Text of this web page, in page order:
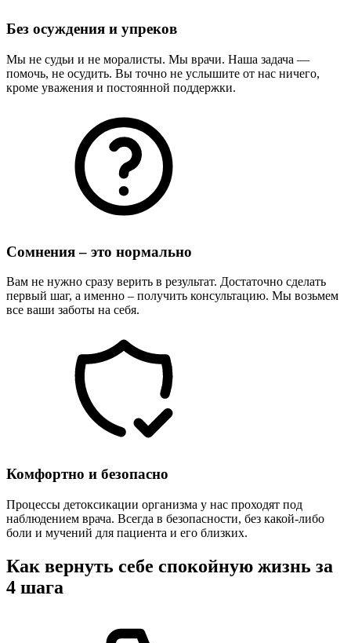
Без осуждения и упреков
Мы не судьи и не моралисты. Мы врачи. Наша задача —
помочь, не осудить. Вы точно не услышите от нас ничего,
кроме уважения и постоянной поддержки.
Сомнения – это нормально
Вам не нужно сразу верить в результат. Достаточно сделать
первый шаг, а именно – получить консультацию. Мы возьмем
все ваши заботы на себя.
Комфортно и безопасно
Процессы детоксикации организма у нас проходят под
наблюдением врача. Всегда в безопасности, без какой-либо
боли и мучений для пациента и его близких.
Как вернуть себе спокойную жизнь за
4 шага